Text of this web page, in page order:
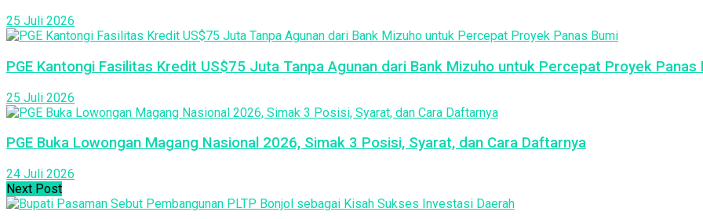
25 Juli 2026
PGE Kantongi Fasilitas Kredit US$75 Juta Tanpa Agunan dari Bank Mizuho untuk Percepat Proyek Panas
25 Juli 2026
PGE Buka Lowongan Magang Nasional 2026, Simak 3 Posisi, Syarat, dan Cara Daftarnya
24 Juli 2026
Next Post